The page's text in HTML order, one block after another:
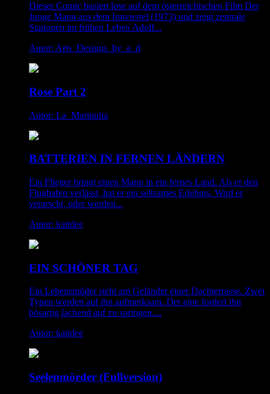
Dieser Comic basiert lose auf dem österreichischen Film Der
Junge Mann aus dem Innviertel (1973) und zeigt zentrale
Stationen im frühen Leben Adolf...
Autor: Arts_Designs_by_a_d
Rose Part 2
Autor: La_Mariquita
BATTERIEN IN FERNEN LÄNDERN
Ein Flieger bringt einen Mann in ein fernes Land. Als er den
Flughafen verlässt, hat er ein seltsames Erlebnis. Wird er
verarscht, oder werden...
Autor: katidee
EIN SCHÖNER TAG
Ein Lebensmüder steht am Geländer einer Dachterrasse. Zwei
Typen werden auf ihn aufmerksam. Der eine fordert ihn
bösartig lachend auf zu springen....
Autor: katidee
Seelenmörder (Fullversion)